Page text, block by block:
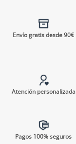
Envío gratis desde 90€
Atención personalizada
Pagos 100% seguros